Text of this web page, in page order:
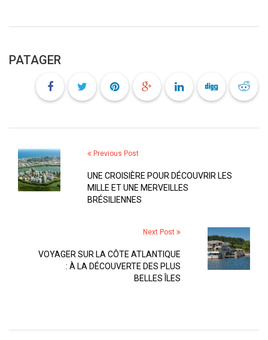
PATAGER
Previous Post
UNE CROISIÈRE POUR DÉCOUVRIR LES
MILLE ET UNE MERVEILLES
BRÉSILIENNES
Next Post
VOYAGER SUR LA CÔTE ATLANTIQUE
: À LA DÉCOUVERTE DES PLUS
BELLES ÎLES